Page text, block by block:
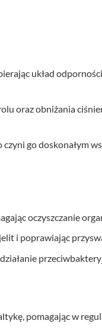
układ
oraz obniżania
go doskonałym
oczyszczanie
i poprawiając
pomagając w